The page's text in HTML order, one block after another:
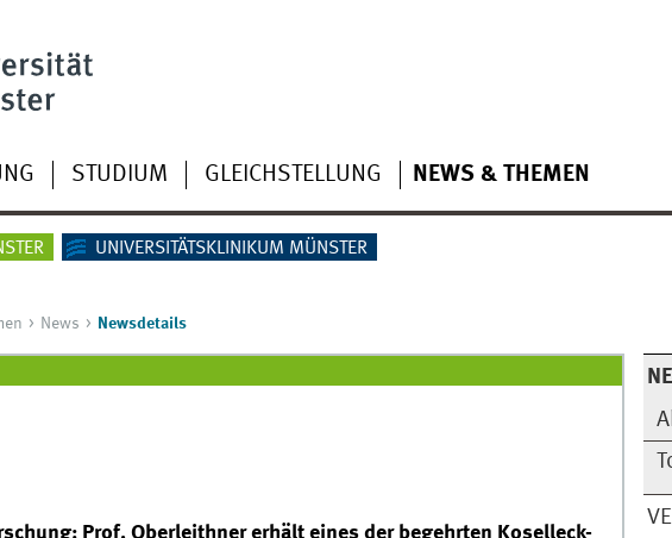
STUDIUM GLEICHSTELLUNG NEWS & THEMEN
UNIVERSITÄTSKLINIKUM MÜNSTER
News Newsdetails